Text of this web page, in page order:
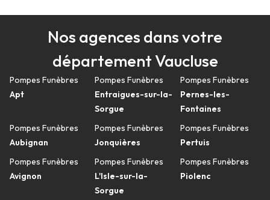
Nos agences dans votre
département Vaucluse
Pompes Funèbres
Apt
Pompes Funèbres
Aubignan
Pompes Funèbres
Avignon
Pompes Funèbres
Entraigues-sur-la-
Sorgue
Pompes Funèbres
Jonquières
Pompes Funèbres
L'Isle-sur-la-
Sorgue
Pompes Funèbres
Pernes-les-
Fontaines
Pompes Funèbres
Pertuis
Pompes Funèbres
Piolenc